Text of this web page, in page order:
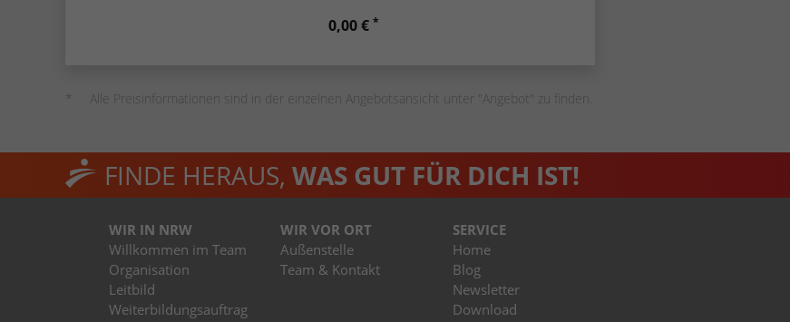
0,00 € *
Alle Preisinformationen sind in der einzelnen Angebotsansicht unter "Angebot" zu finden.
FINDE HERAUS, WAS GUT FÜR DICH IST!
WIR IN NRW
Willkommen im Team
Organisation
Leitbild
Weiterbildungsauftrag
WIR VOR ORT
Außenstelle
Team & Kontakt
SERVICE
Home
Blog
Newsletter
Download
den DoubleClick des Google Tag Manager, um